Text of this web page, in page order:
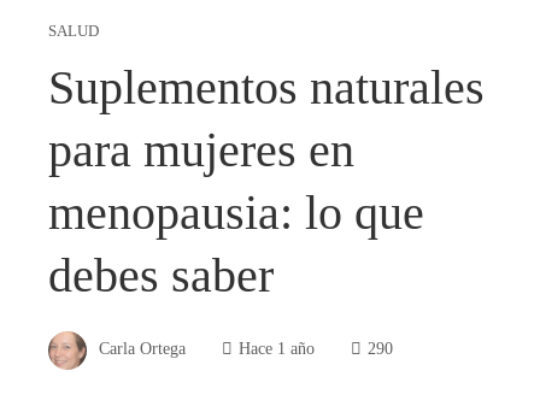
SALUD
Suplementos naturales
para mujeres en
menopausia: lo que
debes saber
Carla Ortega Hace 1 año 290